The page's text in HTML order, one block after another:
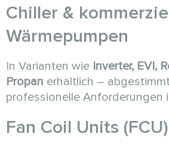
Chiller &
Wärmepumpen
In Varianten wie Inverter, EVI,
Propan erhältlich –
professionelle Anforderungen
Fan Coil Units (FCU)